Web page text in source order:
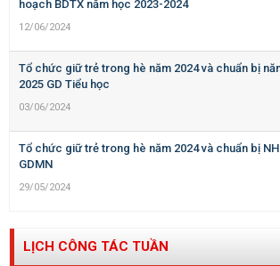
hoạch BDTX năm học 2023-2024
12/06/2024
Tổ chức giữ trẻ trong hè năm 2024 và chuẩn bị
2025 GD Tiểu học
03/06/2024
Tổ chức giữ trẻ trong hè năm 2024 và chuẩn bị
GDMN
29/05/2024
LỊCH CÔNG TÁC TUẦN